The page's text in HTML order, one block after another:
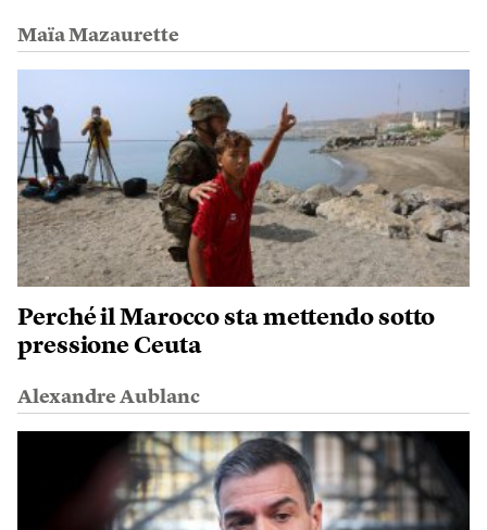
Maïa Mazaurette
Perché il Marocco sta mettendo sotto
pressione Ceuta
Alexandre Aublanc